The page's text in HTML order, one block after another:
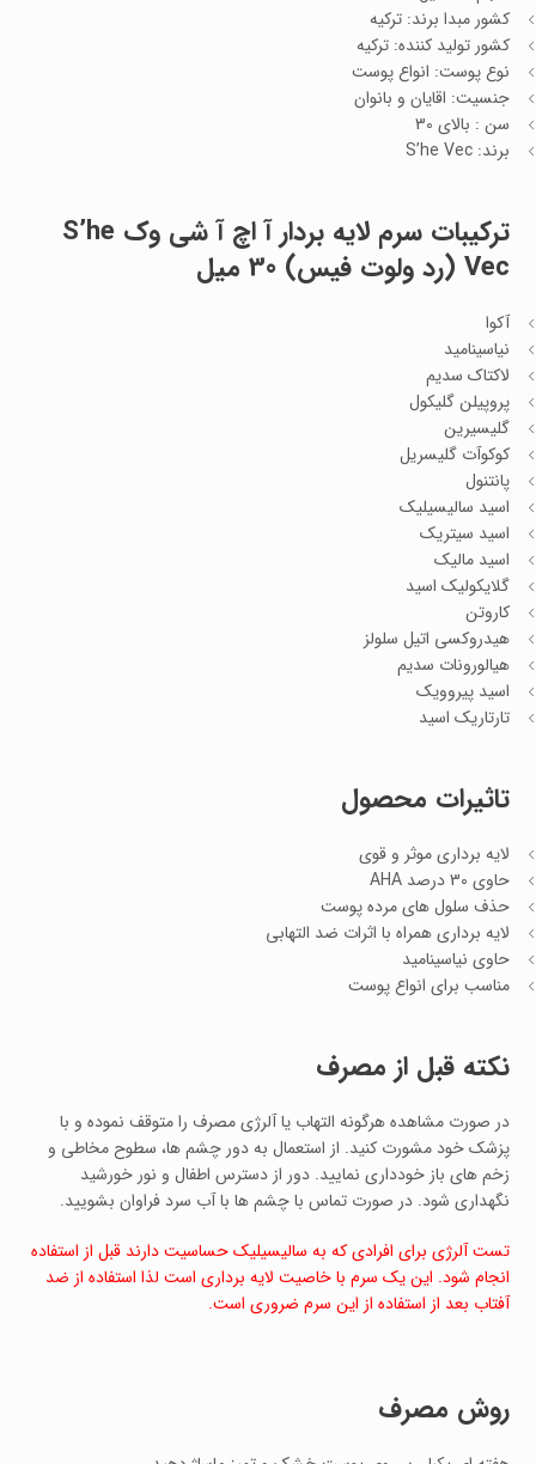
کشور مبدا برند: ترکیه
کشور تولید کننده: ترکیه
نوع پوست: انواع پوست
جنسیت: اقایان و بانوان
سن : بالای 30
برند: S’he Vec
ترکیبات
سرم لایه بردار آ اچ آ شی وک S’he
Vec (رد ولوت فیس) 30 میل
آکوا
نیاسینامید
لاکتاک سدیم
پروپیلن گلیکول
گلیسیرین
کوکوآت گلیسریل
پانتنول
اسید سالیسیلیک
اسید سیتریک
اسید مالیک
گلایکولیک اسید
کاروتن
هیدروکسی اتیل سلولز
هیالورونات سدیم
اسید پیروویک
تارتاریک اسید
تاثیرات محصول
لایه برداری موثر و قوی
حاوی 30 درصد AHA
حذف سلول های مرده پوست
لایه برداری همراه با اثرات ضد التهابی
حاوی نیاسینامید
مناسب برای انواع پوست
نکته قبل از مصرف
در صورت مشاهده هرگونه التهاب یا آلرژی مصرف را متوقف نموده و با
پزشک خود مشورت کنید. از استعمال به دور چشم ها، سطوح مخاطی و
زخم های باز خودداری نمایید. دور از دسترس اطفال و نور خورشید
نگهداری شود. در صورت تماس با چشم ها با آب سرد فراوان بشویید.
تست آلرژی برای افرادی که به سالیسیلیک حساسیت دارند قبل از استفاده
انجام شود. این یک سرم با خاصیت لایه برداری است لذا استفاده از ضد
آفتاب بعد از استفاده از این سرم ضروری است.
روش مصرف